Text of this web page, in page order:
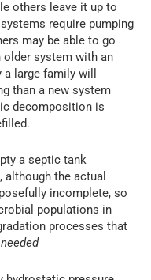
others leave it up to
require pumping
may be able to go
older system with an
large family will
than a new system
decomposition is
a septic tank
the actual
incomplete, so
populations in
processes that